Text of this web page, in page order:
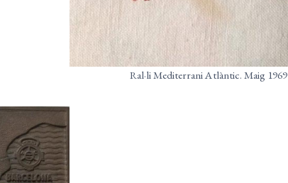
Ral·li Mediterrani Atlàntic. Maig 1969